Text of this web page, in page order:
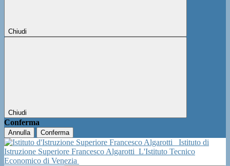
Chiudi
Chiudi
Conferma
Annulla Conferma
Istituto di
Istruzione Superiore Francesco Algarotti L'Istituto Tecnico
Economico di Venezia